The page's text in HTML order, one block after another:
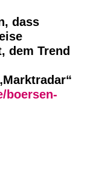
dass
dem Trend
boersen-